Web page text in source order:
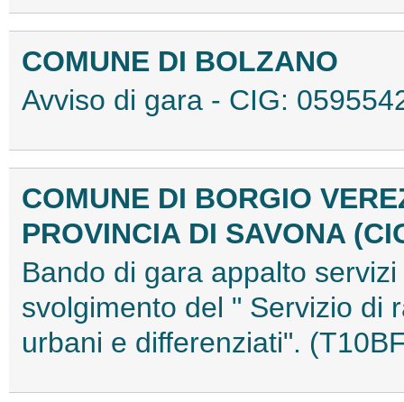
COMUNE DI BOLZANO
Avviso di gara - CIG:
COMUNE DI BORGIO
PROVINCIA DI SAVONA
Bando di gara appalto
svolgimento del " Servizio di
urbani e differenziati".